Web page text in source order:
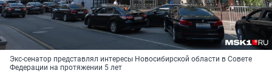
Экс-сенатор представлял интересы Новосибирской области в Совете
Федерации на протяжении 5 лет